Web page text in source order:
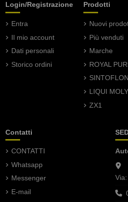
Login/Registrazione
Entra
Il mio account
Dati personali
Storico ordini
Prodotti
Nuovi
Più venduti
Marche
ROYAL
SINTOFLON
LIQUI MOLY
ZX1
Contatti
CONTATTI
Whatsapp
Messenger
E-mail